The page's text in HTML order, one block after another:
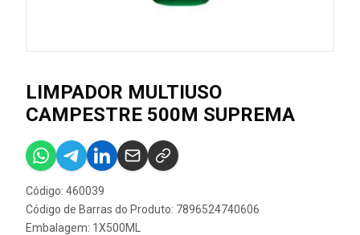
LIMPADOR MULTIUSO
CAMPESTRE 500M SUPREMA
Código: 460039
Código de Barras do Produto: 7896524740606
Embalagem: 1X500ML